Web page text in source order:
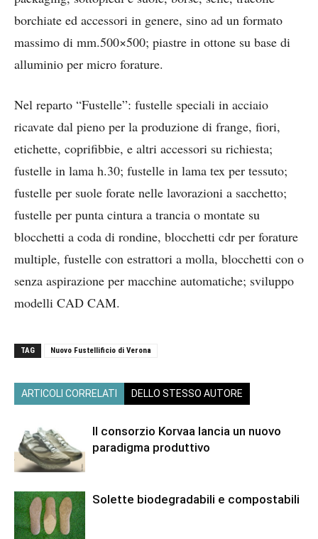
borchiate ed accessori in genere, sino ad un formato
massimo di mm.500×500; piastre in ottone su base di
alluminio per micro forature.
Nel reparto “Fustelle”: fustelle speciali in acciaio
ricavate dal pieno per la produzione di frange, fiori,
etichette, coprifibbie, e altri accessori su richiesta;
fustelle in lama h.30; fustelle in lama tex per tessuto;
fustelle per suole forate nelle lavorazioni a sacchetto;
fustelle per punta cintura a trancia o montate su
blocchetti a coda di rondine, blocchetti cdr per forature
multiple, fustelle con estrattori a molla, blocchetti con o
senza aspirazione per macchine automatiche; sviluppo
modelli CAD CAM.
TAG Nuovo Fustellificio di Verona
ARTICOLI CORRELATI DELLO STESSO AUTORE
Il consorzio Korvaa lancia un nuovo
paradigma produttivo
Solette biodegradabili e compostabili